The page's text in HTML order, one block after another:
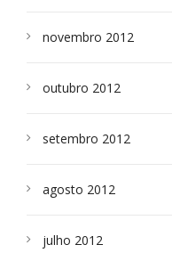
novembro 2012
outubro 2012
setembro 2012
agosto 2012
julho 2012